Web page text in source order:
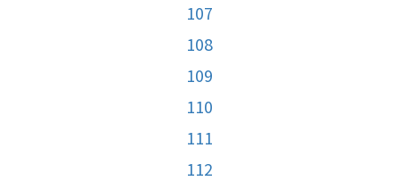
107
108
109
110
111
112